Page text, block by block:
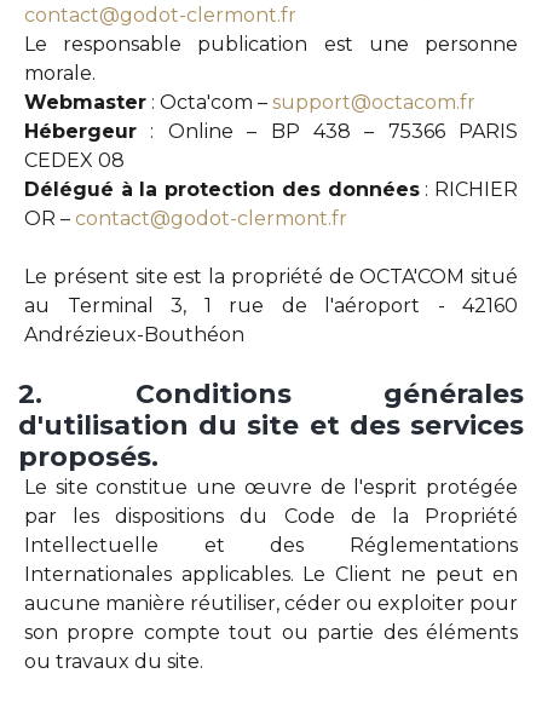
contact@godot-clermont.fr
Le responsable publication est une personne
morale.
Webmaster : Octa'com – support@octacom.fr
Hébergeur : Online – BP 438 – 75366 PARIS
CEDEX 08
Délégué à la protection des données: RICHIER
OR – contact@godot-clermont.fr
Le présent site est la propriété de OCTA'COM situé
au Terminal 3, 1 rue de l'aéroport - 42160
Andrézieux-Bouthéon
2. Conditions
générales
d'utilisation du site et des services
proposés.
Le site constitue une œuvre de l'esprit protégée
par les dispositions du Code de la Propriété
Intellectuelle et des Réglementations
Internationales applicables. Le Client ne peut en
aucune manière réutiliser, céder ou exploiter pour
son propre compte tout ou partie des éléments
ou travaux du site.